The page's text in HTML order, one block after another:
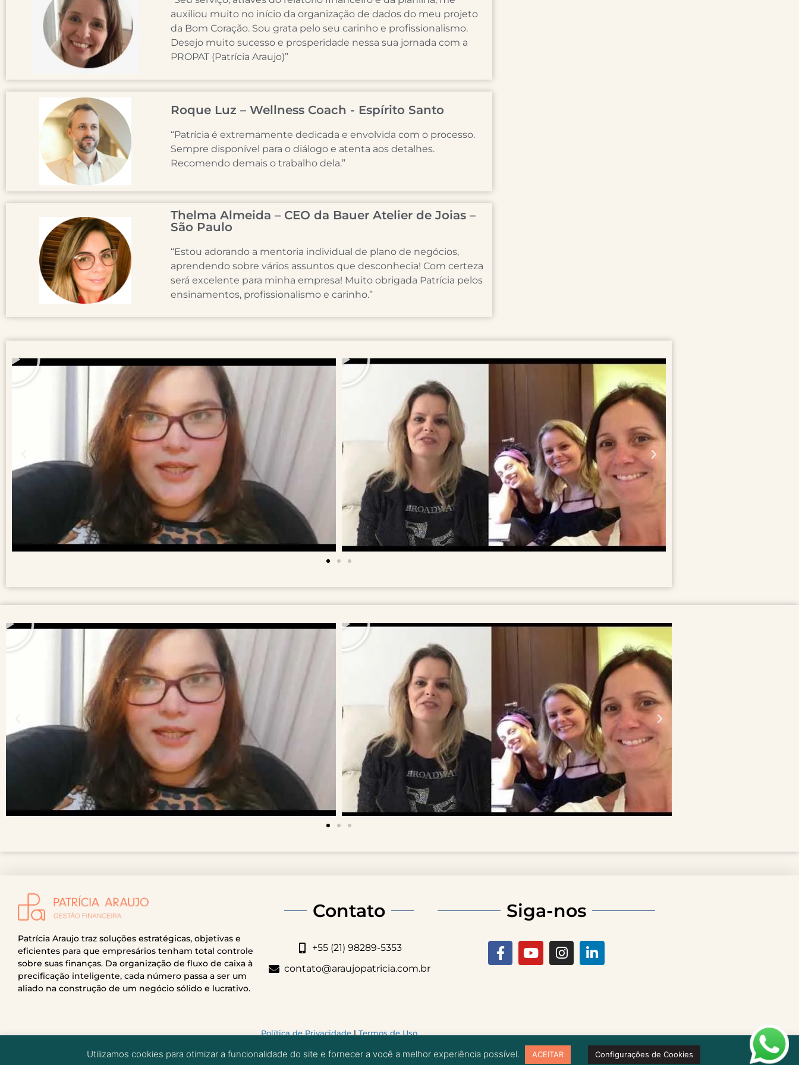
auxiliou muito no início da organização de dados do meu projeto
da Bom Coração. Sou grata pelo seu carinho e profissionalismo.
Desejo muito sucesso e prosperidade nessa sua jornada com a
PROPAT (Patrícia Araujo)”
Roque Luz – Wellness Coach - Espírito Santo
“Patrícia é extremamente dedicada e envolvida com o processo.
Sempre disponível para o diálogo e atenta aos detalhes.
Recomendo demais o trabalho dela.”
Thelma Almeida – CEO da Bauer Atelier de Joias –
São Paulo
“Estou adorando a mentoria individual de plano de negócios,
aprendendo sobre vários assuntos que desconhecia! Com certeza
será excelente para minha empresa! Muito obrigada Patrícia pelos
ensinamentos, profissionalismo e carinho.”
Patrícia Araujo traz soluções estratégicas, objetivas e
eficientes para que empresários tenham total controle
sobre suas finanças. Da organização de fluxo de caixa à
precificação inteligente, cada número passa a ser um
aliado na construção de um negócio sólido e lucrativo.
Contato
+55 (21) 98289-5353
contato@araujopatricia.com.br
Siga-nos
Política de Privacidade| Termos de Uso
Utilizamos cookies para otimizar a funcionalidade do site e fornecer a você a melhor experiência possível. ACEITAR Configurações de Cookies